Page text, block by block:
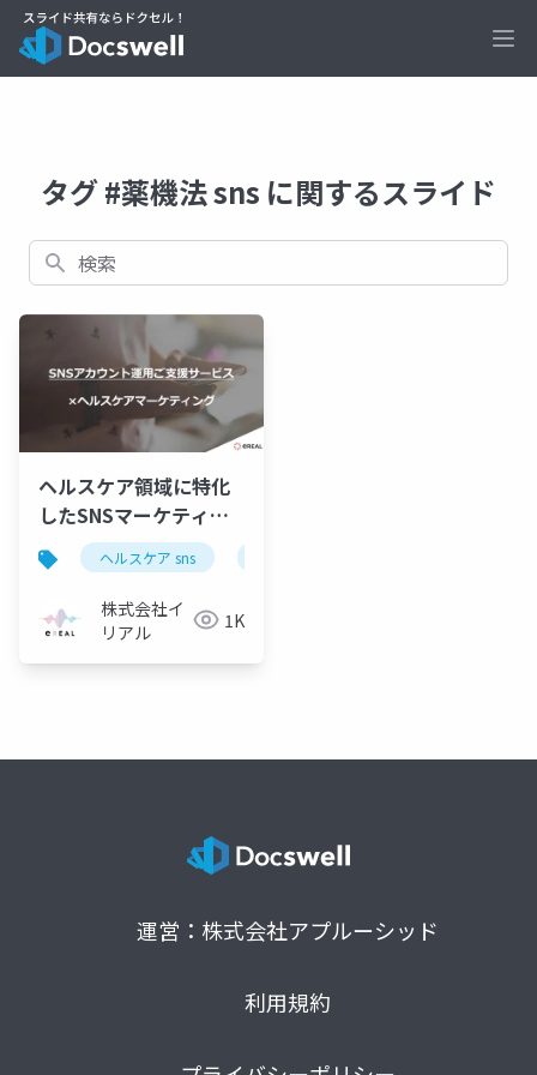
タグ #薬機法 sns に関するスライド
検索
ヘルスケア領域に特化
したSNSマーケティン
グ運用支援ヘルスケア sns
株式会社イ
リアル
1K
運営：株式会社アプルーシッド
利用規約